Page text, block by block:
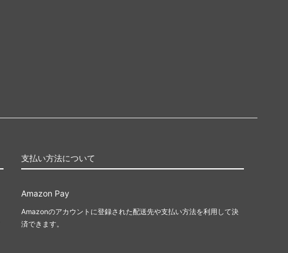
支払い方法について
Amazon Pay
Amazonのアカウントに登録された配送先や支払い方法を利用して決
済できます。